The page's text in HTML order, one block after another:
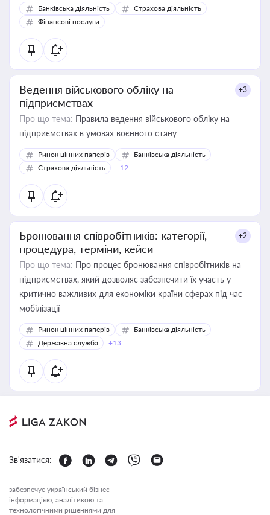
Банківська діяльність
Страхова діяльність
Фінансові послуги
Ведення військового обліку на
підприємствах
+3
Про що тема: Правила ведення військового обліку на
підприємствах в умовах воєнного стану
Ринок цінних паперів
Банківська діяльність
Страхова діяльність
+12
Бронювання співробітників: категорії,
процедура, терміни, кейси
+2
Про що тема: Про процес бронювання співробітників на
підприємствах, який дозволяє забезпечити їх участь у
критично важливих для економіки країни сферах під час
мобілізації
Ринок цінних паперів
Банківська діяльність
Державна служба
+13
Зв'язатися:
забезпечує український бізнес
інформацією, аналітикою та
технологічними рішеннями для